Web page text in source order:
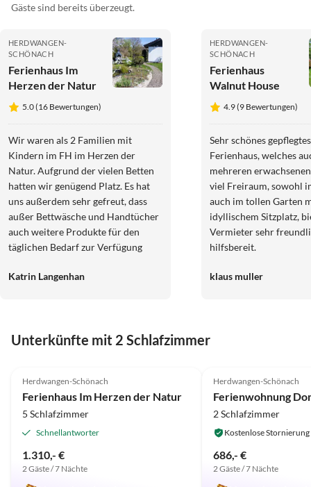
Gäste sind bereits überzeugt.
HERDWANGEN-
SCHÖNACH
Ferienhaus Im
Herzen der Natur
5.0 (16 Bewertungen)
Wir waren als 2 Familien mit
Kindern im FH im Herzen der
Natur. Aufgrund der vielen Betten
hatten wir genügend Platz. Es hat
uns außerdem sehr gefreut, dass
außer Bettwäsche und Handtücher
auch weitere Produkte für den
täglichen Bedarf zur Verfügung
Geschirrtücher, Spülmaschinentaps
"Gesamtpaket".
Katrin Langenhan
HERDWANGEN-
SCHÖNACH
Ferienhaus
Walnut House
4.9 (9 Bewertungen)
Sehr schönes gepflegtes
Ferienhaus, welches
mehreren
viel Freiraum, sowohl
auch im tollen Garten
idyllischem Sitzplatz,
Vermieter sehr
hilfsbereit.
klaus muller
Unterkünfte mit 2 Schlafzimmer
Herdwangen-Schönach
Ferienhaus Im Herzen der Natur
5 Schlafzimmer
Schnellantworter
1.310,- €
2 Gäste / 7 Nächte
Herdwangen-Schönach
2 Schlafzimmer
Kostenlose Stornierung
686,- €
2 Gäste / 7 Nächte